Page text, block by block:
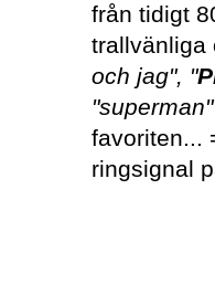
från tidigt
trallvänliga
och jag", "
favoriten...
ringsignal